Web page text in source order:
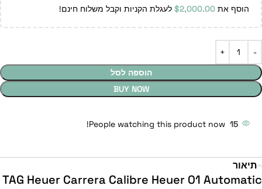
הוסף את $2,000.00 לעגלת הקניות וקבל משלוח חינם!
הוספה לסל
BUY NOW
15
People watching this product now!
תיאור
TAG Heuer Carrera Calibre Heuer 01 Automatic